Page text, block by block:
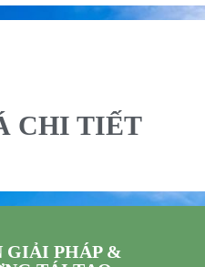
CHI TIẾT
GIẢI PHÁP &